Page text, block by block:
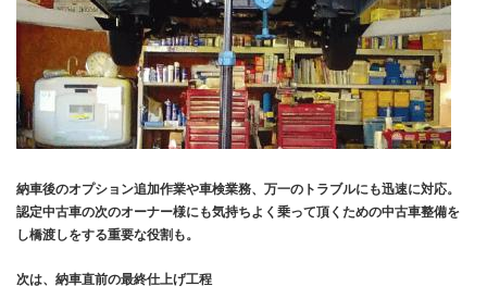
納車後のオプション追加作業や車検業務、万一のトラブルにも迅速に対応。
認定中古車の次のオーナー様にも気持ちよく乗って頂くための中古車整備を
し橋渡しをする重要な役割も。
次は、納車直前の最終仕上げ工程